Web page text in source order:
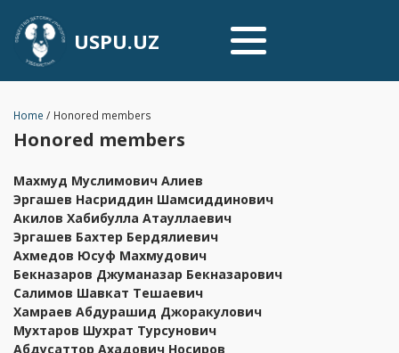
USPU.UZ
Home / Honored members
Honored members
Махмуд Муслимович Алиев
Эргашев Насриддин Шамсиддинович
Акилов Хабибулла Атауллаевич
Эргашев Бахтер Бердялиевич
Ахмедов Юсуф Махмудович
Бекназаров Джуманазар Бекназарович
Салимов Шавкат Тешаевич
Хамраев Абдурашид Джоракулович
Мухтаров Шухрат Турсунович
Абдусаттор Ахадович Носиров